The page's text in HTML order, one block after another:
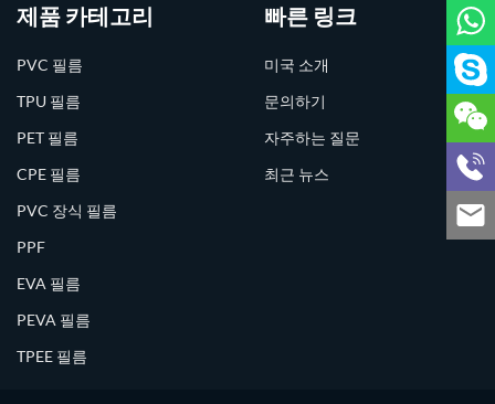
제품 카테고리
PVC 필름
TPU 필름
PET 필름
CPE 필름
PVC 장식 필름
PPF
EVA 필름
PEVA 필름
TPEE 필름
빠른 링크
미국 소개
문의하기
자주하는 질문
최근 뉴스